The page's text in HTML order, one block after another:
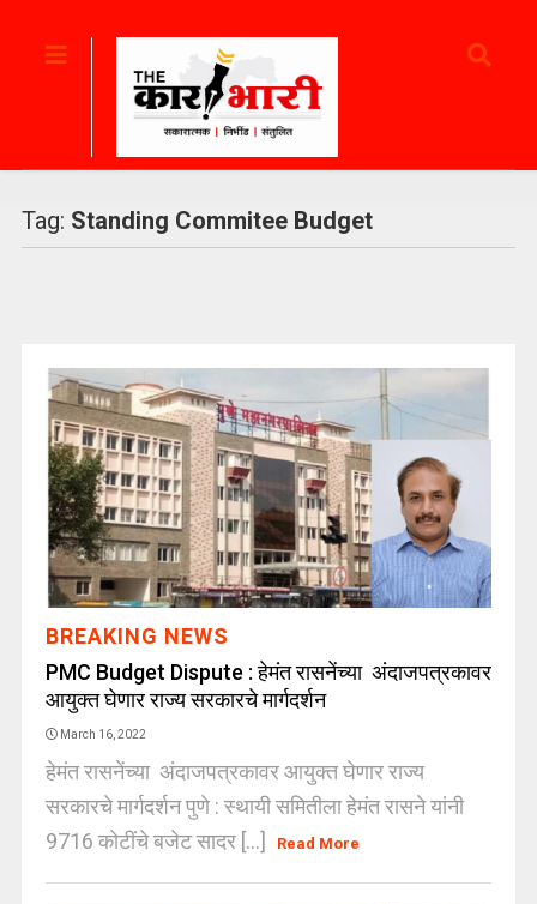
Tag: Standing Commitee Budget
BREAKING NEWS
PMC Budget Dispute : हेमंत रासनेंच्या अंदाजपत्रकावर
आयुक्त घेणार राज्य सरकारचे मार्गदर्शन
March 16, 2022
हेमंत रासनेंच्या अंदाजपत्रकावर आयुक्त घेणार राज्य
सरकारचे मार्गदर्शन पुणे : स्थायी समितीला हेमंत रासने यांनी
9716 कोटींचे बजेट सादर [...]
Read More